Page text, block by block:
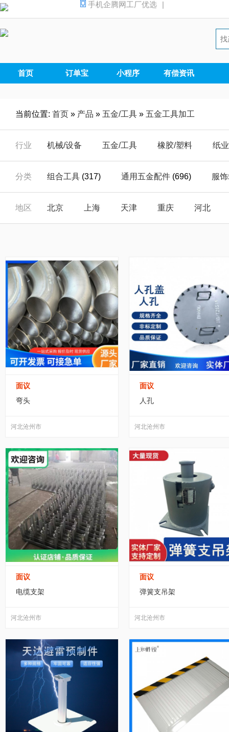
手机企腾网工厂优选 |
首页 订单宝 小程序 有偿资讯
当前位置: 首页 » 产品 » 五金/工具 » 五金工具加工
行业 机械/设备 五金/工具 橡胶/塑料 纸
汽摩/配件 家电/电器 安全/防护 能
仪器/仪表 电子/元器 电工/电气
运动/休闲 手机/通讯
服务/咨询 医疗/器械 互联网/通信
转让出租
分类 组合工具 (317) 通用五金配件 (696) 服
办公文教五金 (12) 门窗五金 (98) 船用五
锯 (0) 磨具 (27)
丝锥、板牙 (2) 库存五金、工具 (15) 气
农用工具 (10) 喷涂工具 (3) 五金工具加
其他钳工工具 (1) 其他五金工具 (158) 热
手动黄油枪
柜 (127)
机床附件 (5) 灯具 (0) 回收废钛
地区 北京 上海 天津 重庆 河北
广东 广西
宁夏 新疆 澳门
面议
弯头
河北沧州市
面议
人孔
河北沧州市
面议
电缆支架
河北沧州市
面议
弹簧支吊架
河北沧州市